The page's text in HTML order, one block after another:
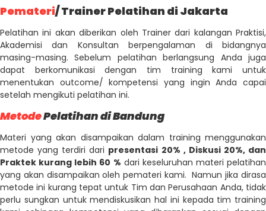
Pemateri/ Trainer Pelatihan di Jakarta
Pelatihan ini akan diberikan oleh Trainer dari kalangan Praktisi,
Akademisi dan Konsultan berpengalaman di bidangnya
masing-masing. Sebelum pelatihan berlangsung Anda juga
dapat berkomunikasi dengan tim training kami untuk
menentukan outcome/ kompetensi yang ingin Anda capai
setelah mengikuti pelatihan ini.
MetodePelatihan di Bandung
Materi yang akan disampaikan dalam training menggunakan
metode yang terdiri dari presentasi 20% , Diskusi 20%, dan
Praktek kurang lebih 60 % dari keseluruhan materi pelatihan
yang akan disampaikan oleh pemateri kami. Namun jika dirasa
metode ini kurang tepat untuk Tim dan Perusahaan Anda, tidak
perlu sungkan untuk mendiskusikan hal ini kepada tim training